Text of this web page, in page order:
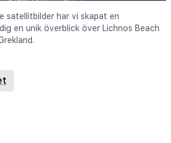
satellitbilder har vi skapat en
en unik överblick över Lichnos Beach